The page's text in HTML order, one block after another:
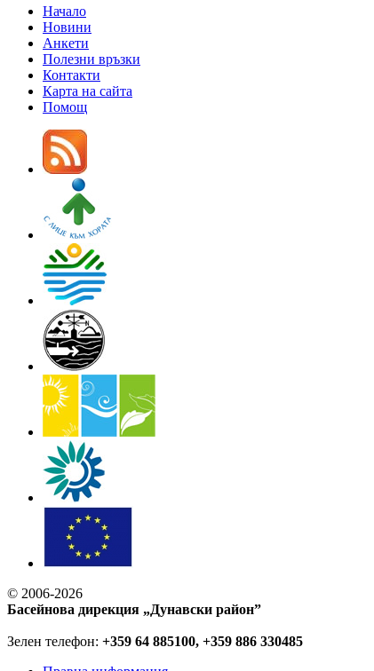
Начало
Новини
Анкети
Полезни връзки
Контакти
Карта на сайта
Помощ
© 2006-2026
Басейнова дирекция „Дунавски район”
Зелен телефон: +359 64 885100, +359 886 330485